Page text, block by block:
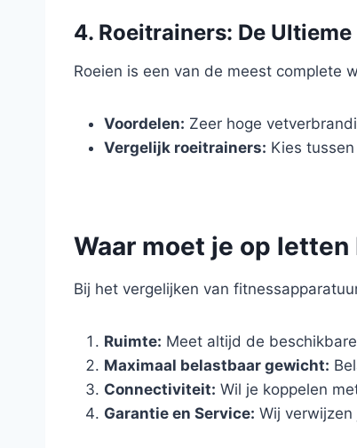
4. Roeitrainers: De
Roeien is een van de meest complete
Voordelen: Zeer hoge
Vergelijk roeitrainers: Kies
Waar moet je op
Bij het vergelijken van
Ruimte: Meet altijd de
Maximaal belastbaar gewicht:
Connectiviteit: Wil je koppelen
Garantie en Service: Wij